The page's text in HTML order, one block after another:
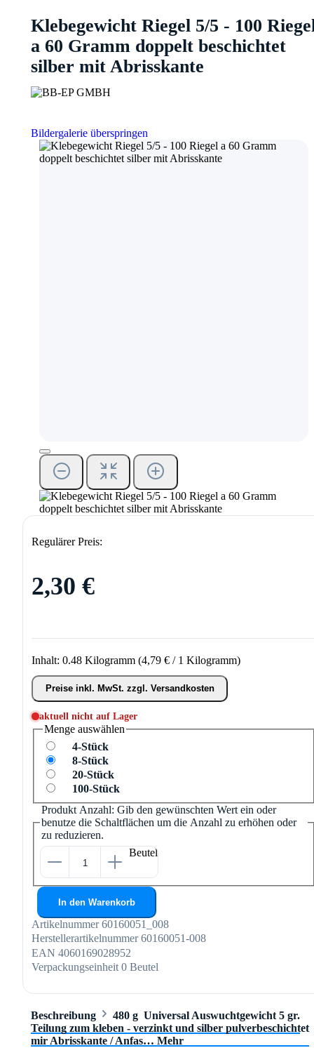
Klebegewicht Riegel 5/5 - 100
a 60 Gramm doppelt beschichtet
silber mit Abrisskante
Bildergalerie überspringen
Regulärer Preis:
2,30 €
Inhalt: 0.48 Kilogramm (4,79 € / 1 Kilogramm)
Preise inkl. MwSt. zzgl. Versandkosten
aktuell nicht auf Lager
Menge auswählen
4-Stück
8-Stück
20-Stück
100-Stück
Produkt Anzahl: Gib den gewünschten Wert ein oder
benutze die Schaltflächen um die Anzahl zu erhöhen oder
zu reduzieren.
Beutel
In den Warenkorb
Artikelnummer 60160051_008
Herstellerartikelnummer 60160051-008
EAN 4060169028952
Verpackungseinheit 0 Beutel
Beschreibung
480 g Universal Auswuchtgewicht 5 gr.
Teilung zum kleben - verzinkt und silber pulverbeschichtet
mir Abrisskante / Anfas… Mehr